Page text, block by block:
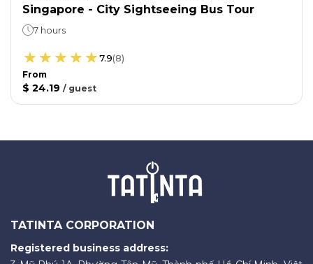
Singapore - City Sightseeing Bus Tour
7 hours
7.9(8)
From
$ 24.19 / guest
TATINTA CORPORATION
Registered business address: